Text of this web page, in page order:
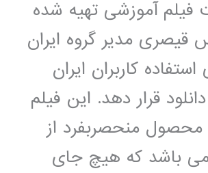
آموزشی تهیه شده
مدیر گروه ایران
کاربران ایران
قرار دهد. این فیلم
منحصربفرد از
می باشد که هیچ جای